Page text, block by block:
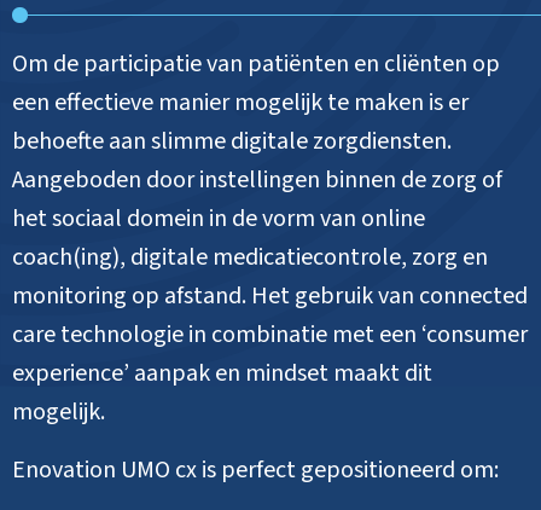
Om de participatie van patiënten en cliënten op
een effectieve manier mogelijk te maken is er
behoefte aan slimme digitale zorgdiensten.
Aangeboden door instellingen binnen de zorg of
het sociaal domein in de vorm van online
coach(ing), digitale medicatiecontrole, zorg en
monitoring op afstand. Het gebruik van connected
care technologie in combinatie met een ‘consumer
experience’ aanpak en mindset maakt dit
mogelijk.
Enovation UMO cx is perfect gepositioneerd om: